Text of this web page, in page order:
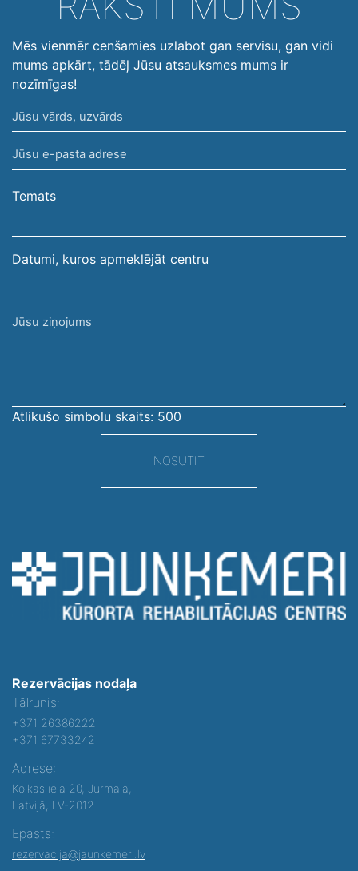
Mēs vienmēr cenšamies uzlabot gan servisu, gan vidi
mums apkārt, tādēļ Jūsu atsauksmes mums ir
nozīmīgas!
Jūsu
vārds,
uzvārds
Jūsu
e-
pasta
Temats
Datumi, kuros apmeklējāt centru
Jūsu
Atlikušo simbolu skaits: 500
NOSŪTĪT
Rezervācijas nodaļa
Tālrunis:
+371 26386222
+371 67733242
Adrese:
Kolkas iela 20, Jūrmalā,
Latvijā, LV-2012
Epasts:
rezervacija@jaunkemeri.lv